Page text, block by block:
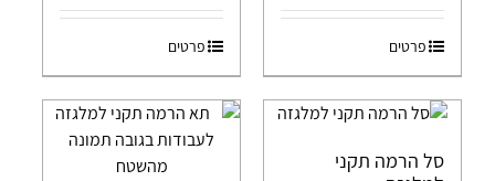
פרטים פרטים
סל הרמה תקני